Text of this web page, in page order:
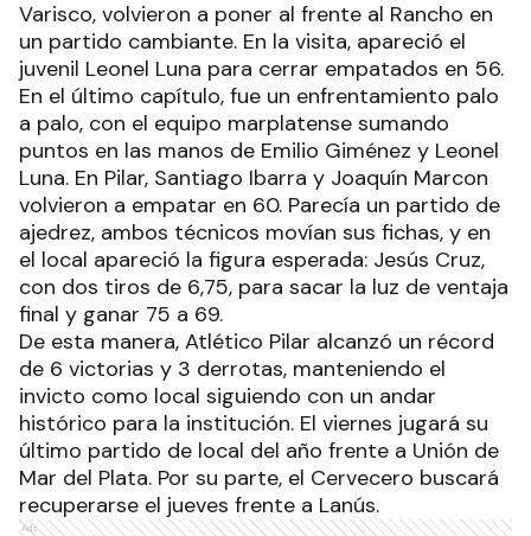
Varisco, volvieron a poner al frente al Rancho en
un partido cambiante. En la visita, apareció el
juvenil Leonel Luna para cerrar empatados en 56.
En el último capítulo, fue un enfrentamiento palo
a palo, con el equipo marplatense sumando
puntos en las manos de Emilio Giménez y Leonel
Luna. En Pilar, Santiago Ibarra y Joaquín Marcon
volvieron a empatar en 60. Parecía un partido de
ajedrez, ambos técnicos movían sus fichas, y en
el local apareció la figura esperada: Jesús Cruz,
con dos tiros de 6,75, para sacar la luz de ventaja
final y ganar 75 a 69.
De esta manera, Atlético Pilar alcanzó un récord
de 6 victorias y 3 derrotas, manteniendo el
invicto como local siguiendo con un andar
histórico para la institución. El viernes jugará su
último partido de local del año frente a Unión de
Mar del Plata. Por su parte, el Cervecero buscará
recuperarse el jueves frente a Lanús.
Ads